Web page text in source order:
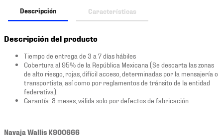
Descripción Características
Descripción del producto
Tiempo de entrega de 3 a 7 días hábiles
Cobertura al 95% de la República Mexicana (Se descarta las zonas
de alto riesgo, rojas, difícil acceso, determinadas por la mensajería o
transportista, así como por reglamentos de tránsito de la entidad
federativa).
Garantía: 3 meses, válida solo por defectos de fabricación
Navaja Wallis K900666